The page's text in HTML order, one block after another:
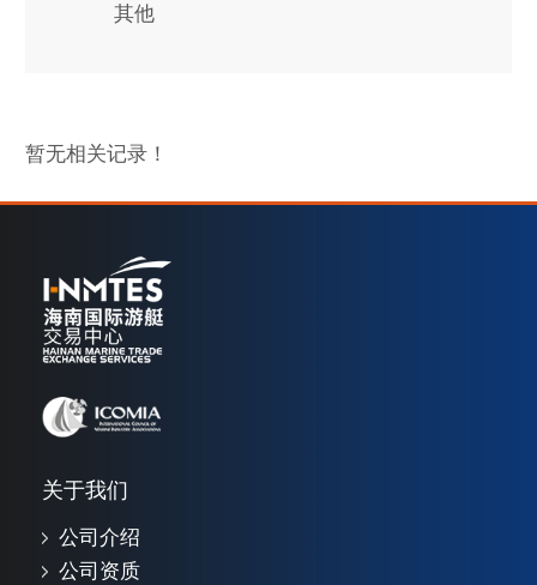
其他
暂无相关记录！
关于我们
公司介绍
公司资质